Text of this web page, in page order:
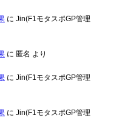
に Jin(F1モタスポGP管理
に 匿名 より
に Jin(F1モタスポGP管理
に Jin(F1モタスポGP管理